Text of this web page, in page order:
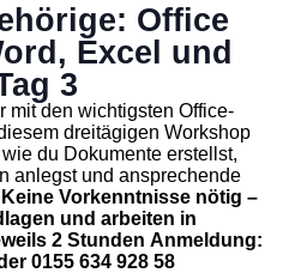
Office
Excel und
3
mit den wichtigsten Office-
dreitägigen Workshop
du Dokumente erstellst,
anlegst und ansprechende
Keine Vorkenntnisse nötig –
und arbeiten in
2 Stunden Anmeldung:
0155 634 928 58